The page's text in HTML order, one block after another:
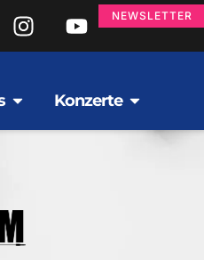
NEWSLETTER
Konzerte